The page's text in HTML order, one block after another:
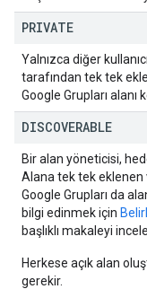
PRIVATE
Yalnızca diğer
tarafından tek tek
Google Grupları
DISCOVERABLE
Bir alan yöneticisi,
Alana tek tek eklenen
Google Grupları da
bilgi edinmek için
başlıklı makaleyi
Herkese açık alan
gerekir.